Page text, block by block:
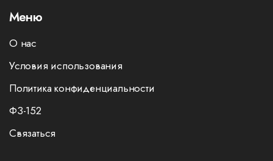
Меню
О нас
Условия использования
Политика конфиденциальности
ФЗ-152
Связаться